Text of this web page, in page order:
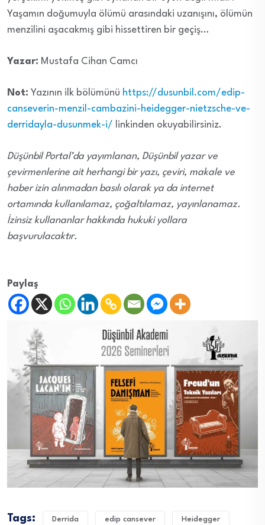
Yaşamın doğumuyla ölümü arasındaki uzanışını, ölümün
menzilini aşacakmış gibi hissettiren bir geçiş…
Yazar: Mustafa Cihan Camcı
Not: Yazının ilk bölümünü https://dusunbil.com/edip-
canseverin-menzil-cambazini-heidegger-nietzsche-ve-
derridayla-dusunmek-i/
linkinden okuyabilirsiniz.
Düşünbil Portal’da yayımlanan, Düşünbil yazar ve
çevirmenlerine ait herhangi bir yazı, çeviri, makale ve
haber izin alınmadan basılı olarak ya da internet
ortamında kullanılamaz, çoğaltılamaz, yayınlanamaz.
İzinsiz kullananlar hakkında hukuki yollara
başvurulacaktır.
Paylaş
Tags: Derrida edip cansever Heidegger